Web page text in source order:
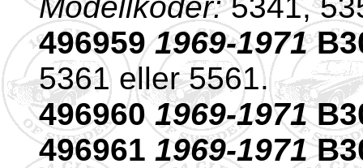
Modellkoder:5341,
4969591969-1971
5361 eller 5561.
4969601969-1971
496961 1969-1971